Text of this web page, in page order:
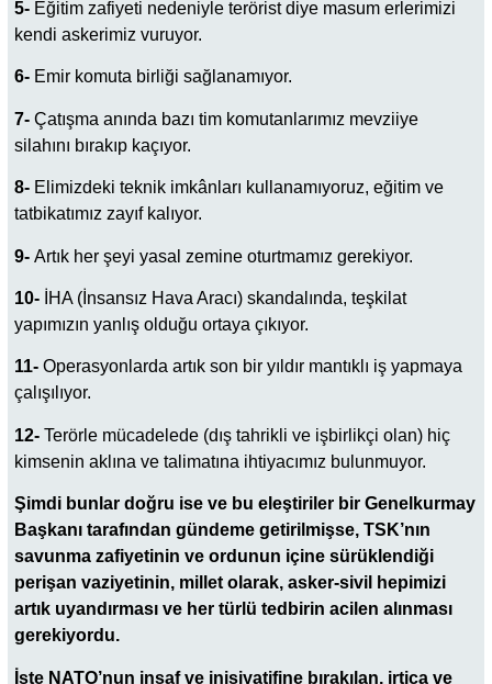
5- Eğitim zafiyeti nedeniyle terörist diye masum erlerimizi
kendi askerimiz vuruyor.
6- Emir komuta birliği sağlanamıyor.
7- Çatışma anında bazı tim komutanlarımız mevziiye
silahını bırakıp kaçıyor.
8- Elimizdeki teknik imkânları kullanamıyoruz, eğitim ve
tatbikatımız zayıf kalıyor.
9- Artık her şeyi yasal zemine oturtmamız gerekiyor.
10- İHA (İnsansız Hava Aracı) skandalında, teşkilat
yapımızın yanlış olduğu ortaya çıkıyor.
11- Operasyonlarda artık son bir yıldır mantıklı iş yapmaya
çalışılıyor.
12- Terörle mücadelede (dış tahrikli ve işbirlikçi olan) hiç
kimsenin aklına ve talimatına ihtiyacımız bulunmuyor.
Şimdi bunlar doğru ise ve bu eleştiriler bir Genelkurmay
Başkanı tarafından gündeme getirilmişse, TSK’nın
savunma zafiyetinin ve ordunun içine sürüklendiği
perişan vaziyetinin, millet olarak, asker-sivil hepimizi
artık uyandırması ve her türlü tedbirin acilen alınması
gerekiyordu.
İşte NATO’nun insaf ve inisiyatifine bırakılan, irtica ve